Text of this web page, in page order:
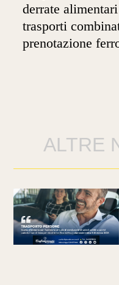
derrate
trasporti
prenotazione
ALTRE